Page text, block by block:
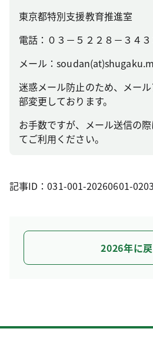
東京都特別支援教育推進室
電話：０３－５２２８－３４３
メール：
迷惑メール防止のため、メー
部変更しております。
お手数ですが、メール送信の
てご利用ください。
記事ID：031-001-20260601-
2026年に